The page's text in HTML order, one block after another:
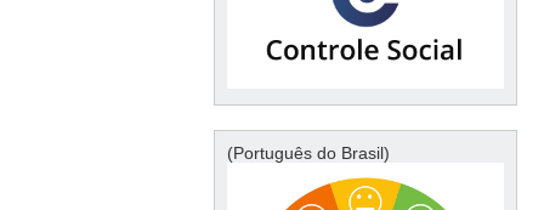
(Português do Brasil)